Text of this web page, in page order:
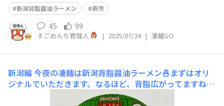
新潟背脂醤油ラーメン
燕市
45 99
すごめんち管理人 | 2025/07/24 | 凄麺GO
新潟編 今夜の凄麺は新潟背脂醤油ラーメン🍜まずはオリ
ジナルでいただきます。なるほど、背脂広がってますね😸
もっちもちの太麺です。フタのお話によると昔は細麺だっ